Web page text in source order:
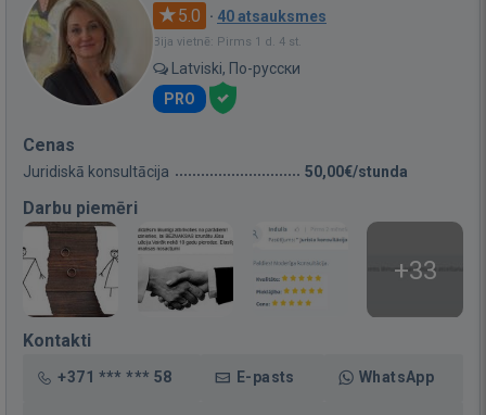
5.0 · 40 atsauksmes
Bija vietnē: Pirms 1 d. 4 st.
Latviski, По-русски
PRO
Cenas
Juridiskā konsultācija 50,00€/stunda
Darbu piemēri
+33
Kontakti
+371 *** *** 58 E-pasts WhatsApp